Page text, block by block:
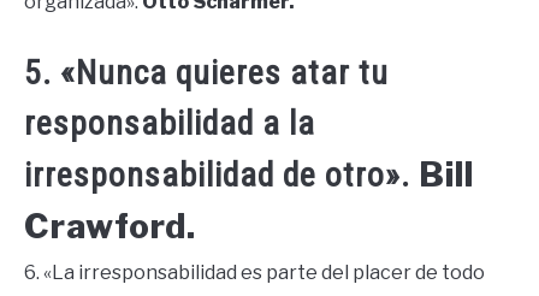
5. «Nunca quieres atar tu
responsabilidad a la
irresponsabilidad de otro». Bill
Crawford.
6. «La irresponsabilidad es parte del placer de todo